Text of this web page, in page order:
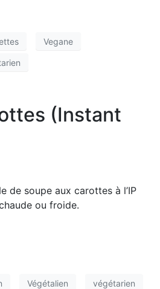
Vegane
(Instant
de soupe aux carottes à l’IP
ou froide.
Végétalien végétarien